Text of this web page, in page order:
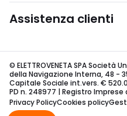
Assistenza clienti
© ELETTROVENETA SPA Società
della Navigazione Interna, 48 -
Capitale Sociale int.vers. €
PD n. 248977 | Registro Imprese
Privacy PolicyCookies policy